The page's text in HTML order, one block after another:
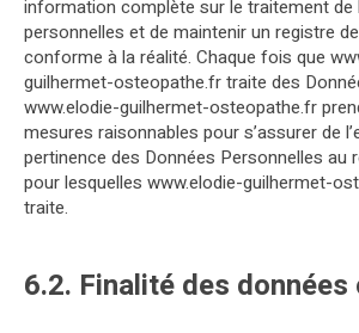
information complète sur le traitement de
personnelles et de maintenir un registre
conforme à la réalité. Chaque fois que
guilhermet-osteopathe.fr traite des
www.elodie-guilhermet-osteopathe.fr
mesures raisonnables pour s’assurer de
pertinence des Données Personnelles au
pour lesquelles www.elodie-guilhermet-
traite.
6.2. Finalité des